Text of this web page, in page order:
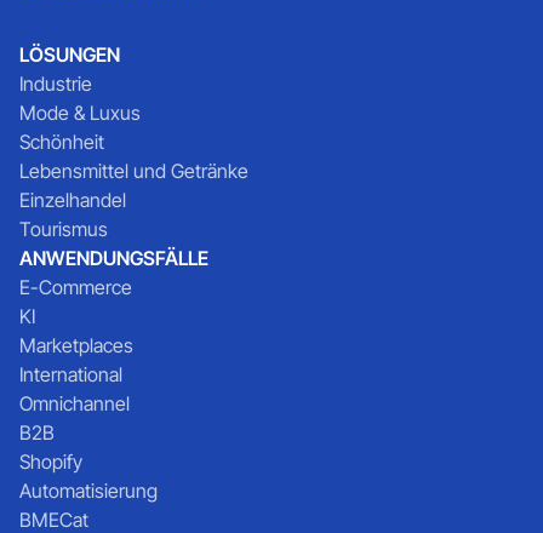
LÖSUNGEN
Industrie
Mode & Luxus
Schönheit
Lebensmittel und Getränke
Einzelhandel
Tourismus
ANWENDUNGSFÄLLE
E-Commerce
KI
Marketplaces
International
Omnichannel
B2B
Shopify
Automatisierung
BMECat